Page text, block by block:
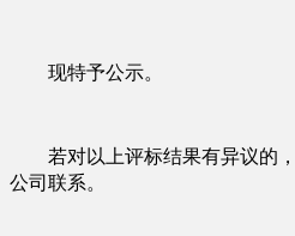
现特予公示。
若对以上评标结果有异议的
公司联系。